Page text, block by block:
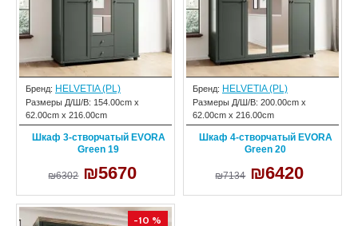
Бренд: HELVETIA (PL)
Размеры Д/Ш/В: 154.00cm x
62.00cm x 216.00cm
Шкаф 3-створчатый EVORA
Green 19
₪6302 ₪5670
Бренд: HELVETIA (PL)
Размеры Д/Ш/В: 200.00cm x
62.00cm x 216.00cm
Шкаф 4-створчатый EVORA
Green 20
₪7134 ₪6420
-10 %